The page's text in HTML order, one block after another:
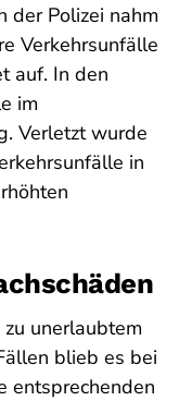
der Polizei nahm
Verkehrsunfälle
auf. In den
im
Verletzt wurde
in
unerlaubtem
blieb es bei
entsprechenden